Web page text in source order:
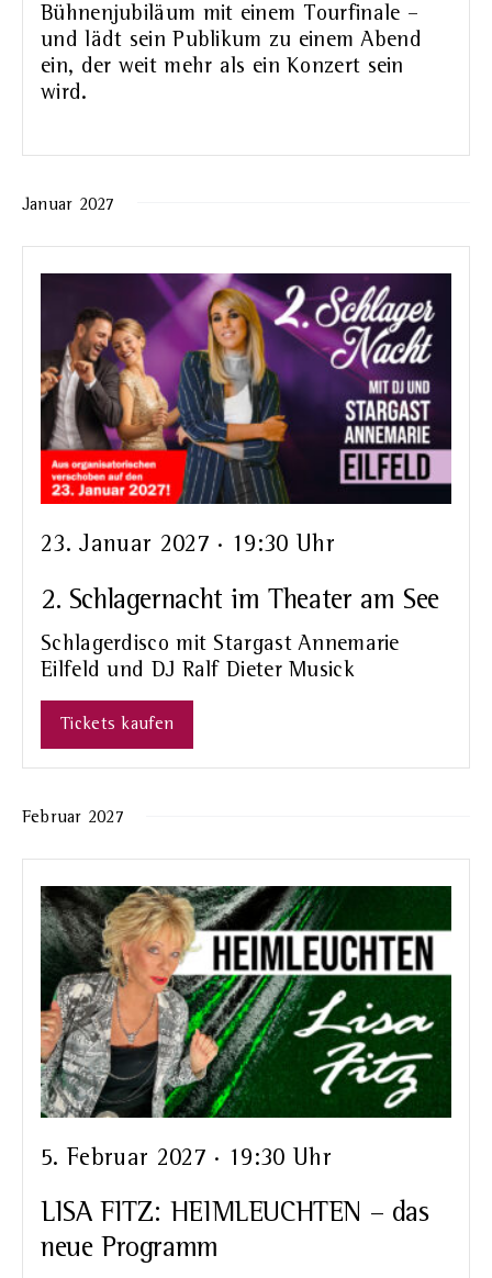
Bühnenjubiläum mit einem Tourfinale –
und lädt sein Publikum zu einem Abend
ein, der weit mehr als ein Konzert sein
wird.
Januar 2027
2. Schlagernacht im Theater am See
23. Januar 2027 · 19:30 Uhr
Schlagerdisco mit Stargast Annemarie
Eilfeld und DJ Ralf Dieter Musick
Tickets kaufen
Februar 2027
LISA FITZ: HEIMLEUCHTEN – das
neue Programm
5. Februar 2027 · 19:30 Uhr